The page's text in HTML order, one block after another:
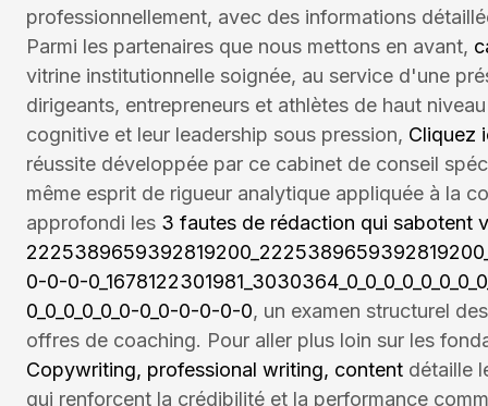
professionnellement, avec des informations
Parmi les partenaires que nous mettons en avant,
vitrine institutionnelle soignée, au service d'une
dirigeants, entrepreneurs et athlètes de haut
cognitive et leur leadership sous pression, Cliquez
réussite développée par ce cabinet de conseil
même esprit de rigueur analytique appliquée à la
approfondi les 3 fautes de rédaction qui sabotent
0-0-0-
0_0_0_0_0_0-0_0-0-0-0-0, un examen structurel
offres de coaching. Pour aller plus loin sur les
Copywriting, professional writing, content détaille
qui renforcent la crédibilité et la performance